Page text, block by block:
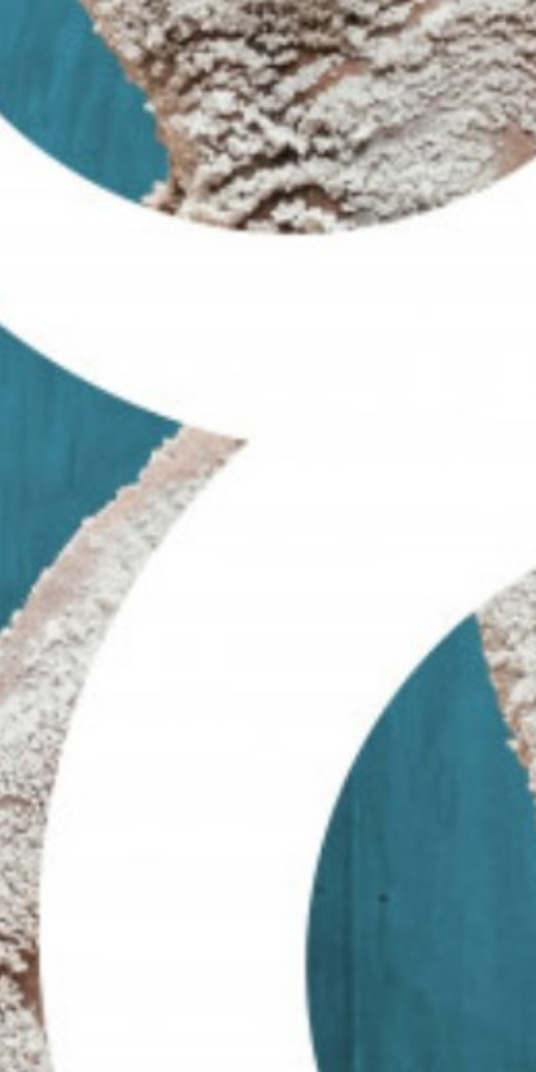
Herr Steiner und Herr Rütti
22:00 bis 00:00 Uhr, Radieau Chapeau feat.
Michael Küng, Host: Marco Gyger
Sa., 12. Juni, Stadtmuseum:
Do., 17. Juni, Maienzugsplatz:
17:00 bis 18:00 Uhr, K wie Kontakt mit
Michel Walde und Reto Fischer
18:00 bis 19:00 Uhr, K wie Kultur mit Sophie
De Stefani und Phoebe Iun
21:00 bis 23:00 Uhr, Blüetestaub mit Pius
Vögele und Alex „late“ Roschi
Fr., 18. Juni, Stadtmuseum:
17:30 bis 19:00 Uhr, Komet mit Sophie De
Stefani und Phoebe Iun
Sa., 19. Juni, Stadtmuseum: